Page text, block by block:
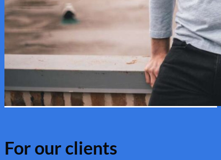
For our clients